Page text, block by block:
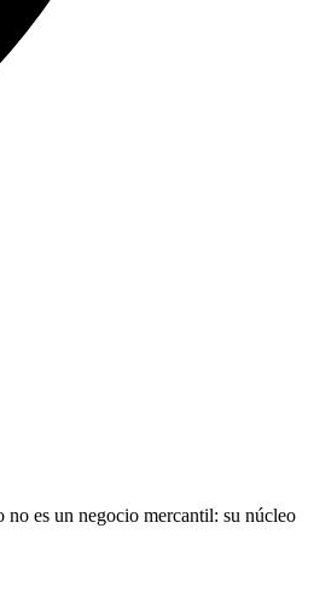
no es un negocio mercantil: su núcleo